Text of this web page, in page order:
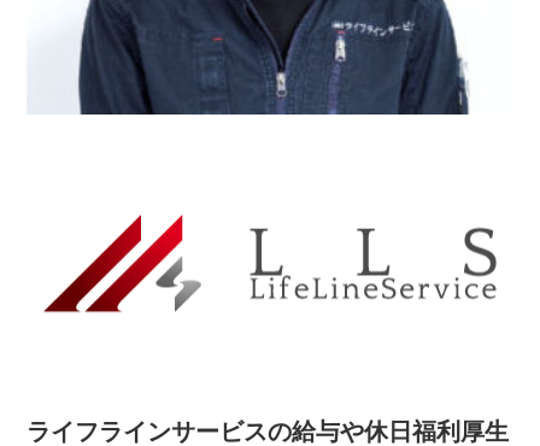
ライフラインサービスの給与や休日福利厚生